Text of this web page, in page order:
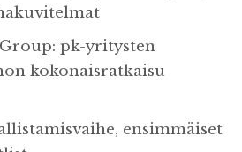
pk-yritysten
kokonaisratkaisu
ensimmäiset